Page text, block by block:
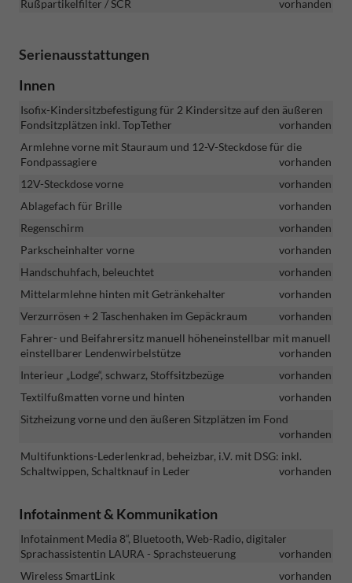
Rußpartikelfilter / SCR
vorhanden
Serienausstattungen
Innen
Isofix-Kindersitzbefestigung für 2 Kindersitze auf den äußeren
Fondsitzplätzen inkl. TopTether
vorhanden
Armlehne vorne mit Stauraum und 12-V-Steckdose für die
Fondpassagiere
vorhanden
12V-Steckdose vorne
vorhanden
Ablagefach für Brille
vorhanden
Regenschirm
vorhanden
Parkscheinhalter vorne
vorhanden
Handschuhfach, beleuchtet
vorhanden
Mittelarmlehne hinten mit Getränkehalter
vorhanden
Verzurrösen + 2 Taschenhaken im Gepäckraum
vorhanden
Fahrer- und Beifahrersitz manuell höheneinstellbar mit manuell
einstellbarer Lendenwirbelstütze
vorhanden
Interieur „Lodge“, schwarz, Stoffsitzbezüge
vorhanden
Textilfußmatten vorne und hinten
vorhanden
Sitzheizung vorne und den äußeren Sitzplätzen im Fond
vorhanden
Multifunktions-Lederlenkrad, beheizbar, i.V. mit DSG: inkl.
Schaltwippen, Schaltknauf in Leder
vorhanden
Infotainment & Kommunikation
Infotainment Media 8“, Bluetooth, Web-Radio, digitaler
Sprachassistentin LAURA - Sprachsteuerung
vorhanden
Wireless SmartLink
vorhanden